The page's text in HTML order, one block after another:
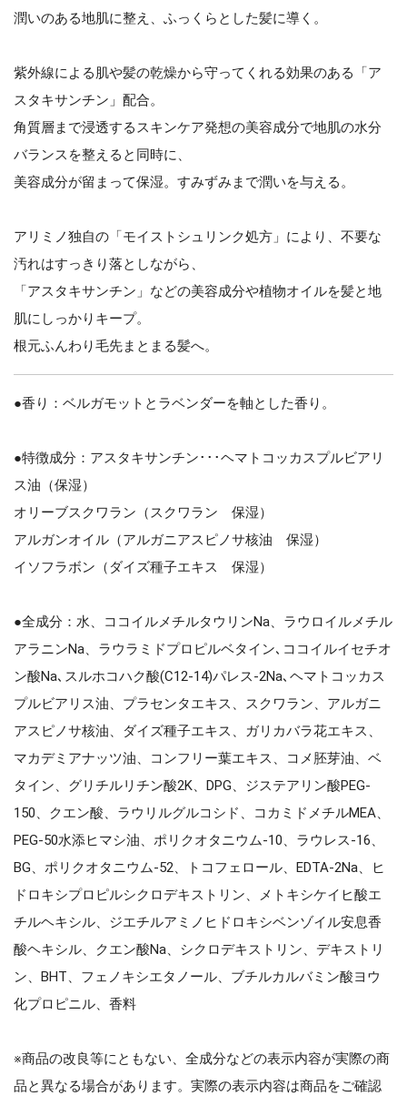
潤いのある地肌に整え、ふっくらとした髪に導く。
紫外線による肌や髪の乾燥から守ってくれる効果のある「ア
スタキサンチン」配合。
角質層まで浸透するスキンケア発想の美容成分で地肌の水分
バランスを整えると同時に、
美容成分が留まって保湿。すみずみまで潤いを与える。
アリミノ独自の「モイストシュリンク処方」により、不要な
汚れはすっきり落としながら、
「アスタキサンチン」などの美容成分や植物オイルを髪と地
肌にしっかりキープ。
根元ふんわり毛先まとまる髪へ。
●香り：ベルガモットとラベンダーを軸とした香り。
●特徴成分：アスタキサンチン･･･ヘマトコッカスプルビアリ
ス油（保湿）
オリーブスクワラン（スクワラン 保湿）
アルガンオイル（アルガニアスピノサ核油 保湿）
イソフラボン（ダイズ種子エキス 保湿）
●全成分：水、ココイルメチルタウリンNa、ラウロイルメチル
アラニンNa、ラウラミドプロピルベタイン､ココイルイセチオ
ン酸Na､スルホコハク酸(C12-14)パレス-2Na､ヘマトコッカス
プルビアリス油、プラセンタエキス、スクワラン、アルガニ
アスピノサ核油、ダイズ種子エキス、ガリカバラ花エキス、
マカデミアナッツ油、コンフリー葉エキス、コメ胚芽油、ベ
タイン、グリチルリチン酸2K、DPG、ジステアリン酸PEG-
150、クエン酸、ラウリルグルコシド、コカミドメチルMEA、
PEG-50水添ヒマシ油、ポリクオタニウム-10、ラウレス-16、
BG、ポリクオタニウム-52、トコフェロール、EDTA-2Na、ヒ
ドロキシプロピルシクロデキストリン、メトキシケイヒ酸エ
チルヘキシル、ジエチルアミノヒドロキシベンゾイル安息香
酸ヘキシル、クエン酸Na、シクロデキストリン、デキストリ
ン、BHT、フェノキシエタノール、ブチルカルバミン酸ヨウ
化プロピニル、香料
※商品の改良等にともない、全成分などの表示内容が実際の商
品と異なる場合があります。実際の表示内容は商品をご確認